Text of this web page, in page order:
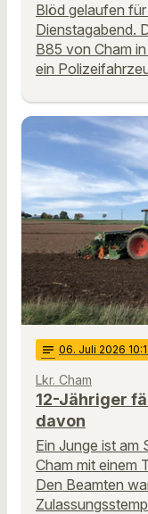
Blöd gelaufen
Dienstagabend.
B85 von Cham
ein
notes 06. Juli 2026
Lkr. Cham
12-Jähriger
davon
Ein Junge ist am
Cham mit einem
Den Beamten